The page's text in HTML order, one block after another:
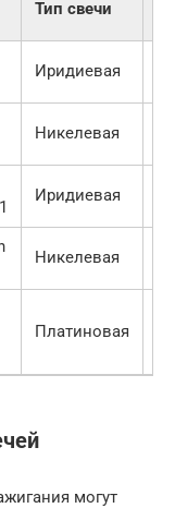
Тип свечи
Иридиевая
Никелевая
Иридиевая
Никелевая
Платиновая
могут